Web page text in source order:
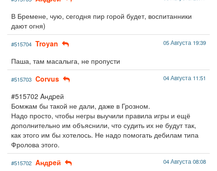
В Бремене, чую, сегодня пир горой будет, воспитанники
дают огня)
#515704 Troyan 05 Августа 19:39
Паша, там масалыга, не пропусти
#515703 Corvus 04 Августа 11:51
#515702 Aндpeй
Бомжам бы такой не дали, даже в Грозном.
Надо просто, чтобы негры выучили правила игры и ещё
дополнительно им объяснили, что судить их не будут так,
как этого им бы хотелось. Не надо помогать дебилам типа
Фролова этого.
#515702 Aндpeй 04 Августа 08:08